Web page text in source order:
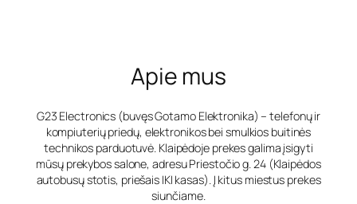
Apie mus
G23 Electronics (buvęs Gotamo Elektronika) – telefonų ir
kompiuterių priedų, elektronikos bei smulkios buitinės
technikos parduotuvė. Klaipėdoje prekes galima įsigyti
mūsų prekybos salone, adresu Priestočio g. 24 (Klaipėdos
autobusų stotis, priešais IKI kasas). Į kitus miestus prekes
siunčiame.